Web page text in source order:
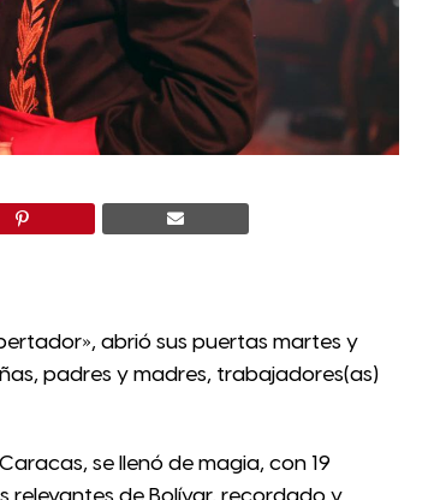
abrió sus puertas martes y
padres y madres, trabajadores(as)
se llenó de magia, con 19